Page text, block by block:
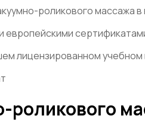
роликового массажа в
европейскими
лицензированном
роликового